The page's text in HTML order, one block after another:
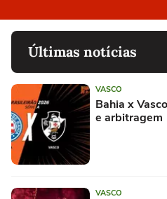
Últimas notícias
VASCO
Bahia x
e arbitragem
VASCO